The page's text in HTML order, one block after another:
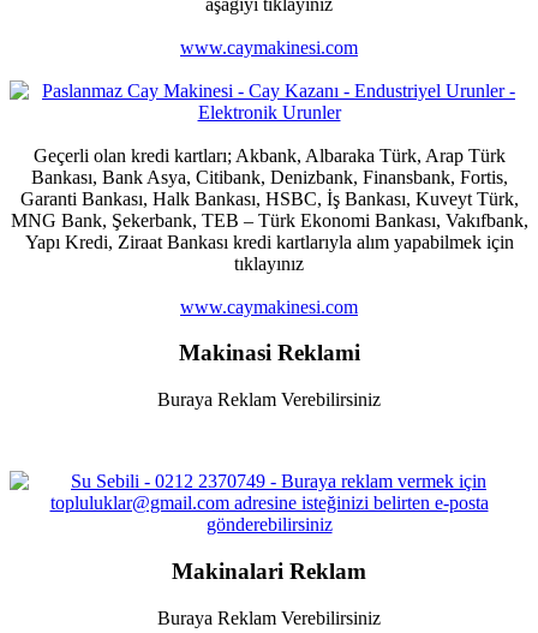
www.caymakinesi.com
Geçerli olan kredi kartları; Akbank, Albaraka Türk, Arap Türk
Bankası, Bank Asya, Citibank, Denizbank, Finansbank, Fortis,
Garanti Bankası, Halk Bankası, HSBC, İş Bankası, Kuveyt Türk,
MNG Bank, Şekerbank, TEB – Türk Ekonomi Bankası, Vakıfbank,
Yapı Kredi, Ziraat Bankası kredi kartlarıyla alım yapabilmek için
tıklayınız
www.caymakinesi.com
Makinasi Reklami
Buraya Reklam Verebilirsiniz
Makinalari Reklam
Buraya Reklam Verebilirsiniz